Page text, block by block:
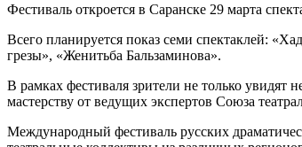
Фестиваль откроется в Саранске 29 марта
Всего планируется показ семи спектаклей:
грезы», «Женитьба Бальзаминова».
В рамках фестиваля зрители не только увидят
мастерству от ведущих экспертов Союза
Международный фестиваль русских